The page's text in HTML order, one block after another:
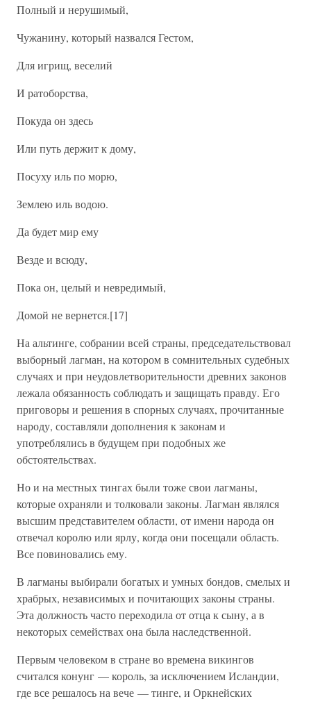
Полный и нерушимый,
Чужанину, который назвался Гестом,
Для игрищ, веселий
И ратоборства,
Покуда он здесь
Или путь держит к дому,
Посуху иль по морю,
Землею иль водою.
Да будет мир ему
Везде и всюду,
Пока он, целый и невредимый,
Домой не вернется.[17]
На альтинге, собрании всей страны, председательствовал
выборный лагман, на котором в сомнительных судебных
случаях и при неудовлетворительности древних законов
лежала обязанность соблюдать и защищать правду. Его
приговоры и решения в спорных случаях, прочитанные
народу, составляли дополнения к законам и
употреблялись в будущем при подобных же
обстоятельствах.
Но и на местных тингах были тоже свои лагманы,
которые охраняли и толковали законы. Лагман являлся
высшим представителем области, от имени народа он
отвечал королю или ярлу, когда они посещали область.
Все повиновались ему.
В лагманы выбирали богатых и умных бондов, смелых и
храбрых, независимых и почитающих законы страны.
Эта должность часто переходила от отца к сыну, а в
некоторых семействах она была наследственной.
Первым человеком в стране во времена викингов
считался конунг — король, за исключением Исландии,
где все решалось на вече — тинге, и Оркнейских